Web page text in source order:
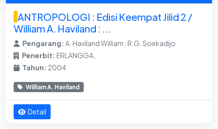
ANTROPOLOGI : Edisi Keempat Jilid 2 /
William A. Haviland : ...
Pengarang: A. Haviland William ; R.G. Soekadijo
Penerbit: ERLANGGA,
Tahun: 2004
William A. Haviland
Detail